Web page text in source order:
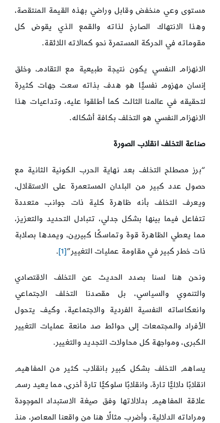
مستوى وعي منخفض وقابل وراضي بهذه القيمة المنتقصة،
وهذا الانتهاك الصارخ لذاته والقمع الذي يقوض كل
مقوماته في الحركة المستمرة نحو كمالاته اللائقة.
الانهزام النفسي يكون نتيجة طبيعية مع التقادم، وخلق
إنسان مهزوم نفسيًّا هو هدف بذاته سعت جهات كثيرة
لتحقيقه في عالمنا الثالث كما أطلقوا عليه، وتداعيات هذا
الانهزام النفسي هو التخلف بكافة أشكاله.
صناعة التخلف انقلاب الصورة
“برز مصطلح التخلف بعد نهاية الحرب الكونية الثانية مع
حصول عدد كبير من البلدان المستعمرة على الاستقلال،
ويعرف التخلف بأنه ظاهرة كلية ذات جوانب متعددة
تتفاعل فيما بينها بشكل جدلي، تتبادل التحديد والتعزيز،
مما يعطي الظاهرة قوة وتماسكًا كبيرين، ويمدها بصلابة
ذات خطر كبير في مقاومة عمليات التغيير”[1]
.
ونحن هنا لسنا بصدد الحديث عن التخلف الاقتصادي
والتنموي والسياسي، بل مقصدنا التخلف الاجتماعي
وانعكاساته النفسية الفردية والاجتماعية، وكيف يتحول
الأفراد والمجتمعات إلى حوائط صد مانعة عمليات التغيير
الكبرى، ومواجهة كل محاولات التجديد والتغيير.
يساهم التخلف بشكل كبير بانقلاب كثير من المفاهيم
انقلابًا دلاليًّا تارة، وانقلابًا سلوكيًّا تارة أخرى، مما يعيد رسم
علاقة المفاهيم بدلالاتها وفق صيغة الاستبداد الموجودة
ومراداته الدلالية، وأضرب مثالًا هنا من واقعنا المعاصر، منذ